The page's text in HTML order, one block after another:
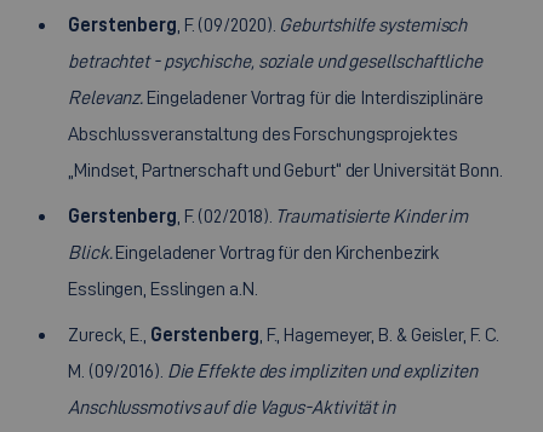
Gerstenberg , F. (09/2020). Geburtshilfe systemisch
betrachtet - psychische, soziale und gesellschaftliche
Relevanz. Eingeladener Vortrag für die Interdisziplinäre
Abschlussveranstaltung des Forschungsprojektes
„Mindset, Partnerschaft und Geburt“ der Universität Bonn.
Gerstenberg , F. (02/2018). Traumatisierte Kinder im
Blick.Eingeladener Vortrag für den Kirchenbezirk
Esslingen, Esslingen a.N.
Zureck, E., Gerstenberg , F., Hagemeyer, B. & Geisler, F. C.
M. (09/2016). Die Effekte des impliziten und expliziten
Anschlussmotivs auf die Vagus-Aktivität in